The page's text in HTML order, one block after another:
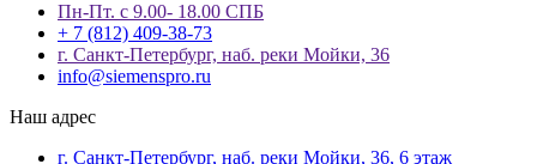
Пн-Пт. с 9.00- 18.00 СПБ
+ 7 (812) 409-38-73
г. Санкт-Петербург, наб. реки Мойки, 36
info@siemenspro.ru
Наш адрес
г. Санкт-Петербург, наб. реки Мойки, 36, 6 этаж